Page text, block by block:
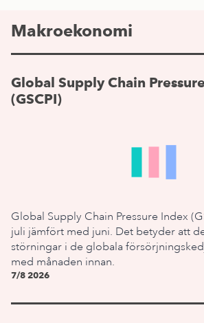
Makroekonomi
Global Supply Chain
(GSCPI)
Global Supply Chain Pressure Index
juli jämfört med juni. Det betyder att
störningar i de globala
med månaden innan.
7/8 2026